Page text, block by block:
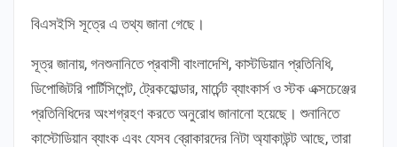
বিএসইসি সূত্রে এ তথ্য জানা গেছে।
সূত্র জানায়, গনশুনানিতে প্রবাসী বাংলাদেশি, কাস্টডিয়ান প্রতিনিধি,
ডিপোজিটরি পার্টিসিপেন্ট, ট্রেকহোল্ডার, মার্চেন্ট ব্যাংকার্স ও স্টক এক্সচেঞ্জের
প্রতিনিধিদের অংশগ্রহণ করতে অনুরোধ জানানো হয়েছে। শুনানিতে
কাস্টোডিয়ান ব্যাংক এবং যেসব ব্রোকারদের নিটা অ্যাকাউন্ট আছে, তারা